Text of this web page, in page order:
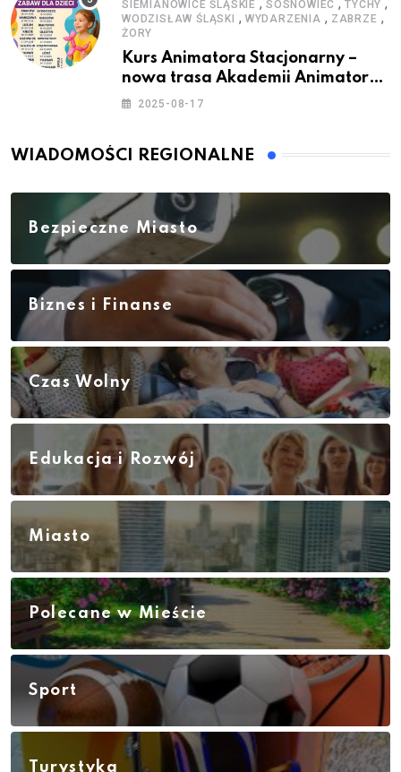
SIEMIANOWICE ŚLĄSKIE SOSNOWIEC TYCHY
WODZISŁAW ŚLĄSKI , WYDARZENIA , ZABRZE ,
ŻORY
Kurs Animatora Stacjonarny –
nowa trasa Akademii Animatora
– jesień 2025
2025-08-17
WIADOMOŚCI REGIONALNE
Bezpieczne Miasto
Biznes i Finanse
Czas Wolny
Edukacja i Rozwój
Miasto
Polecane w Mieście
Sport
Turystyka